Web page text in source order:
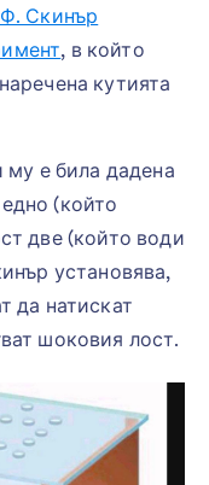
Скинър
, в който
кутията
му е била дадена
(който
две (който води
установява,
да натискат
шоковия лост.